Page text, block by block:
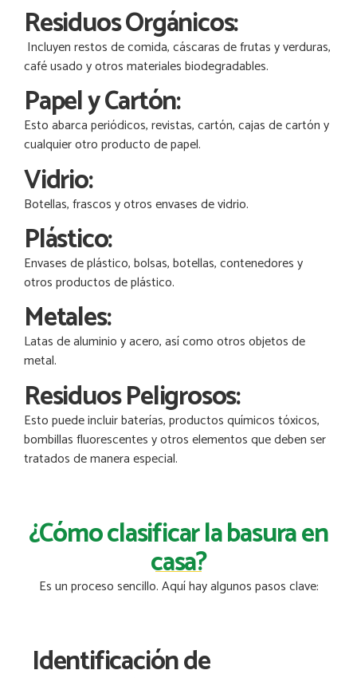
Residuos Orgánicos:
Incluyen restos de comida, cáscaras de frutas y verduras,
café usado y otros materiales biodegradables.
Papel y Cartón:
Esto abarca periódicos, revistas, cartón, cajas de cartón y
cualquier otro producto de papel.
Vidrio:
Botellas, frascos y otros envases de vidrio.
Plástico:
Envases de plástico, bolsas, botellas, contenedores y
otros productos de plástico.
Metales:
Latas de aluminio y acero, así como otros objetos de
metal.
Residuos Peligrosos:
Esto puede incluir baterías, productos químicos tóxicos,
bombillas fluorescentes y otros elementos que deben ser
tratados de manera especial.
¿Cómo clasificar la basura en
casa?
Es un proceso sencillo. Aquí hay algunos pasos clave:
Identificación de